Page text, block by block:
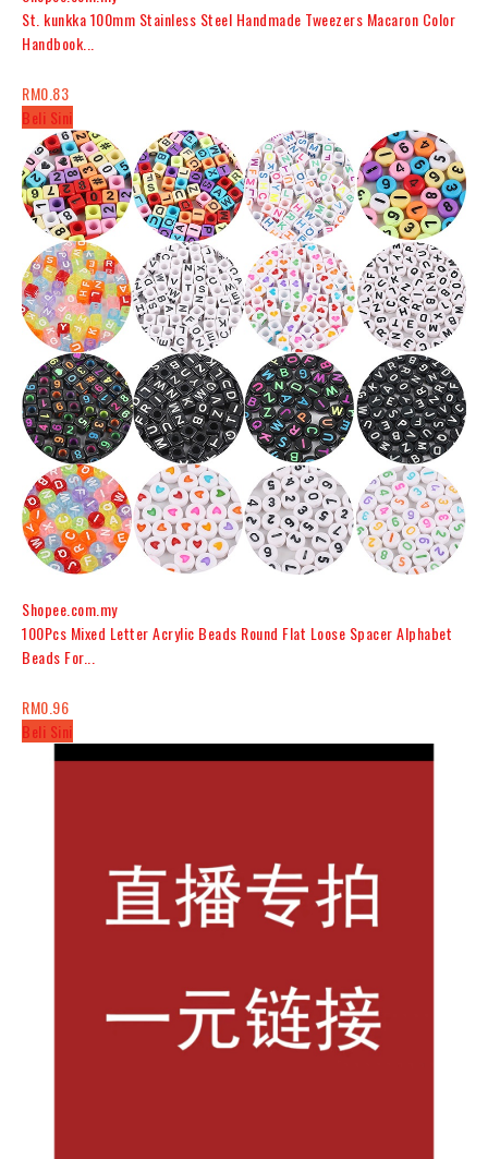
St. kunkka 100mm Stainless Steel Handmade Tweezers Macaron Color
Handbook...
RM0.83
Beli Sini
Shopee.com.my
100Pcs Mixed Letter Acrylic Beads Round Flat Loose Spacer Alphabet
Beads For...
RM0.96
Beli Sini